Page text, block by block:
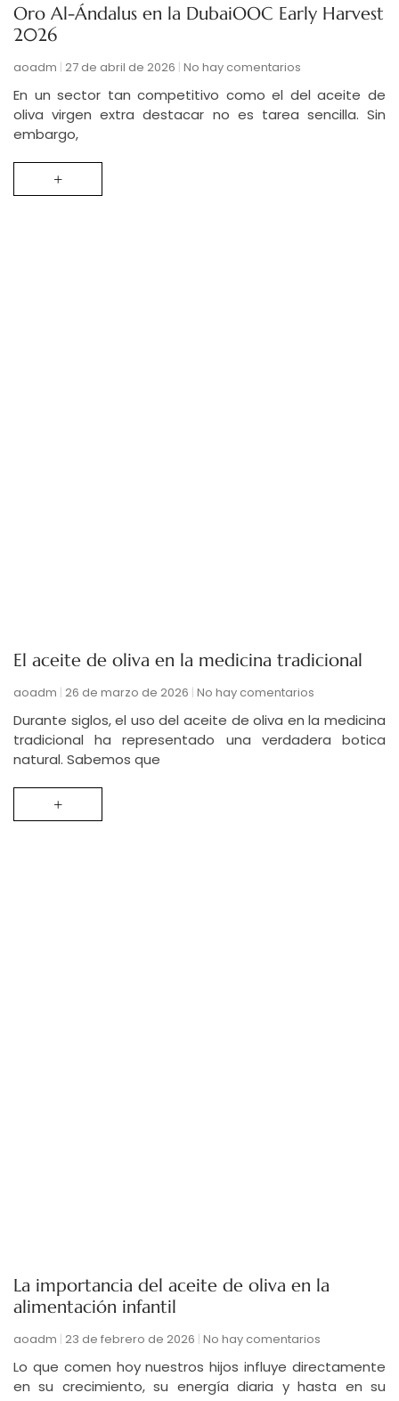
Oro Al-Ándalus en la DubaiOOC Early Harvest
2026
aoadm 27 de abril de 2026 No hay comentarios
En un sector tan competitivo como el del aceite de
oliva virgen extra destacar no es tarea sencilla. Sin
embargo,
+
El aceite de oliva en la medicina tradicional
aoadm 26 de marzo de 2026 No hay comentarios
Durante siglos, el uso del aceite de oliva en la medicina
tradicional ha representado una verdadera botica
natural. Sabemos que
+
La importancia del aceite de oliva en la
alimentación infantil
aoadm 23 de febrero de 2026 No hay comentarios
Lo que comen hoy nuestros hijos influye directamente
en su crecimiento, su energía diaria y hasta en su